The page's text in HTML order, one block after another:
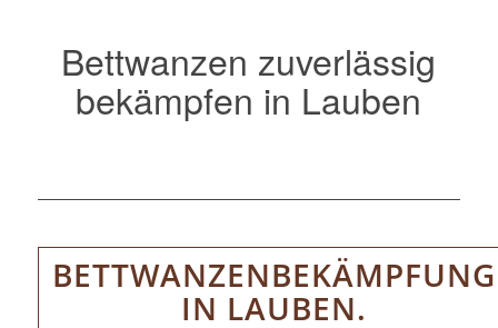
Bettwanzen zuverlässig
bekämpfen in Lauben
BETTWANZENBEKÄMPFUNG
IN LAUBEN.